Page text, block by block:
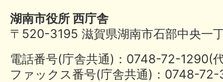
湖南市役所 西庁舎
〒520-3195 滋賀県湖南市石部中央一
電話番号(庁舎共通)：0748-72-
ファックス番号(庁舎共通)：0748-